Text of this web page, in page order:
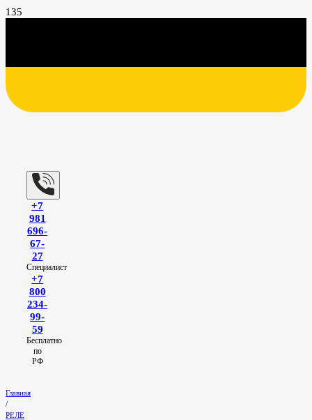
+7
981
696-
67-
27
Специалист
+7
800
234-
99-
59
Бесплатно
по
РФ
Главная
/
РЕЛЕ